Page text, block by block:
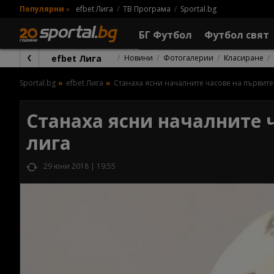
Популярни » efbet Лига ТВ Програма Sportal.bg
БГ Футбол Футбол свят
efbet Лига Новини Фотогалерии Класиране
Sportal.bg efbet Лига Станаха ясни началните часове на
Станаха ясни началните
лига
29 юни 2018 | 19:55